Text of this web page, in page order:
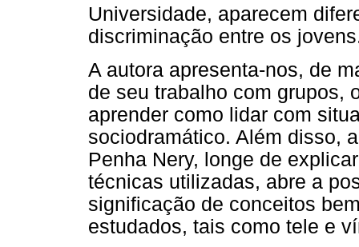
Universidade, aparecem
discriminação entre os
A autora apresenta-nos, de
de seu trabalho com grupos,
aprender como lidar com
sociodramático. Além disso,
Penha Nery, longe de
técnicas utilizadas, abre a
significação de conceitos
estudados, tais como tele e